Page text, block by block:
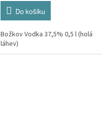
Do košíku
Božkov Vodka 37,5% 0,5 l (holá
láhev)